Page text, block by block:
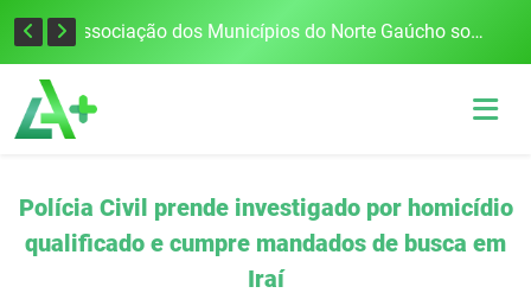
Defesa Civil alerta para risco de tornado e tempestades severas no RS entre esta quinta e sexta-feira Associação dos Municípios do Norte Gaúcho solicita R$ 8 milhões ao Governo do Estado para reparações climáticas
Polícia Civil prende investigado por homicídio
qualificado e cumpre mandados de busca em
Iraí